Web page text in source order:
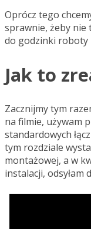
Oprócz tego
sprawnie, żeby nie
do godzinki roboty
Jak to
Zacznijmy tym
na filmie, używam
standardowych
tym rozdziale
montażowej, a w
instalacji, odsyłam